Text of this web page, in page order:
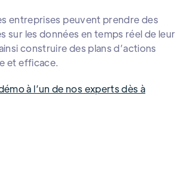
entreprises peuvent prendre des
sur les données en temps réel de leur
construire des plans d’actions
et efficace.
à l’un de nos experts dès à